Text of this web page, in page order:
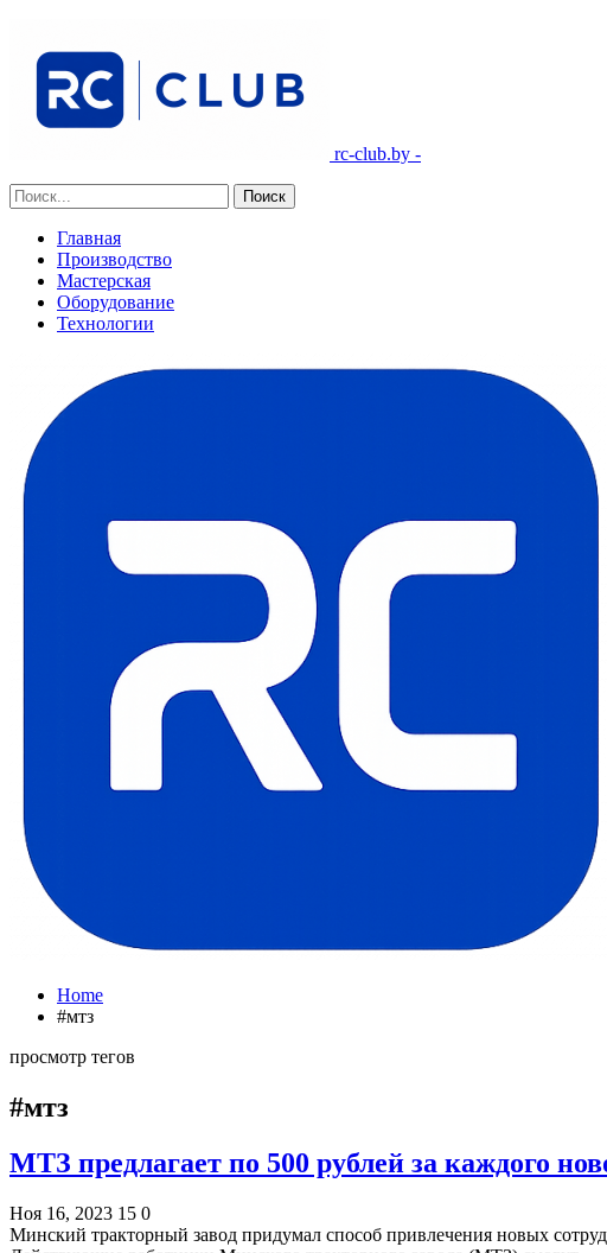
rc-club.by -
Главная
Производство
Мастерская
Оборудование
Технологии
Home
#мтз
просмотр тегов
#мтз
МТЗ предлагает по 500 рублей за каждого
Ноя 16, 2023 15 0
Минский тракторный завод придумал способ привлечения новых